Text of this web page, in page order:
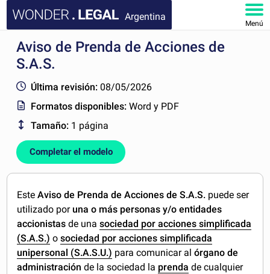
Argentina
Menú
INICIO
FAQ
MI CUENTA
Aviso de Prenda de Acciones de
S.A.S.
Última revisión: 08/05/2026
Formatos disponibles:Word y PDF
Tamaño: 1 página
Completar el modelo
EsteAviso de Prenda de Acciones de S.A.S. puede ser
utilizado por una o más personas y/o entidades
accionistas de unasociedad por acciones simplificada
(S.A.S.) osociedad por acciones simplificada
unipersonal (S.A.S.U.) para comunicar al órgano de
administraciónde la sociedad la prenda de cualquier